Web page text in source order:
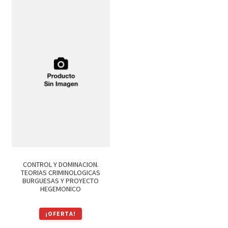
CONTROL Y DOMINACION.
TEORIAS CRIMINOLOGICAS
BURGUESAS Y PROYECTO
HEGEMONICO
¡OFERTA!